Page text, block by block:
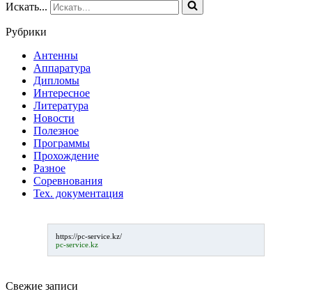
Искать...
Рубрики
Антенны
Аппаратура
Дипломы
Интересное
Литература
Новости
Полезное
Программы
Прохождение
Разное
Соревнования
Тех. документация
https://pc-service.kz/
pc-service.kz
Свежие записи